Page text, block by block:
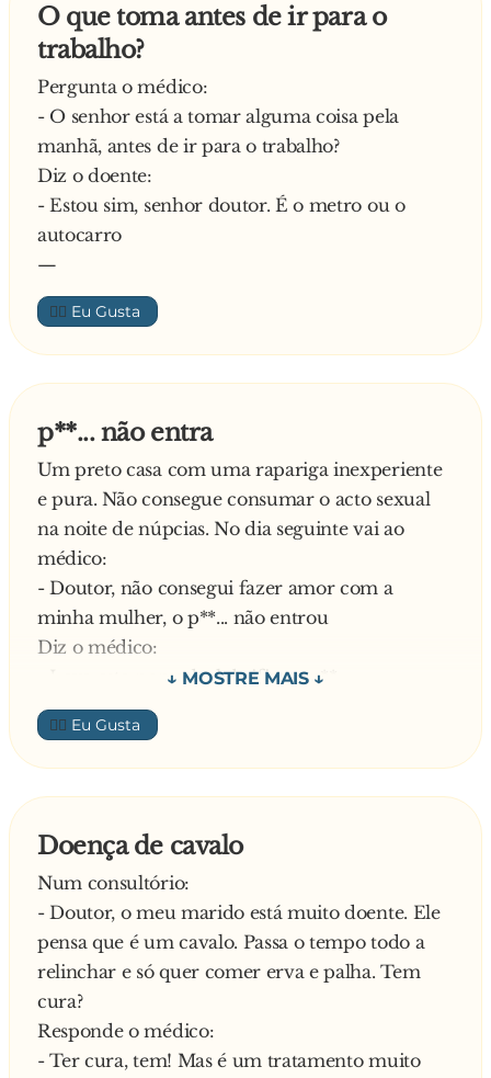
crise de soluços, passei-lhe um susto dizendo
que estava grávida. Ela parou de soluçar?
E diz a Madre Superior:
- Sim, a irmã Amélia parou de soluçar, o pior foi
o Padre Paulo que morreu com um ataque de
coração
O que toma antes de ir para o
trabalho?
Pergunta o médico:
- O senhor está a tomar alguma coisa pela
manhã, antes de ir para o trabalho?
Diz o doente:
- Estou sim, senhor doutor. É o metro ou o
autocarro
—
👍🏼
p**... não entra
Um preto casa com uma rapariga inexperiente
e pura. Não consegue consumar o acto sexual
na noite de núpcias. No dia seguinte vai ao
médico:
- Doutor, não consegui fazer amor com a
minha mulher, o p**... não entrou
Diz o médico:
- Leva esta pomada, lubrifica o p**...
abundantemente e vai ver que, com jeito e
calma, consegue fazer amor com a sua mulher!
No dia seguinte:
- Doutor, tudo igual, não entrou!
- Bom, leve este lubrificante concentrado,
dissolve-o num copo com água, mergulha o
p**... durante dois minutos e depois volta a
tentar.
No outro dia, lá volta o recém-casado ao
consultório:
- Doutor não voltou a entrar
- Nunca vi nada assim. A sua esposa fez um
👍🏼
Doença de cavalo
Num consultório:
- Doutor, o meu marido está muito doente. Ele
pensa que é um cavalo. Passa o tempo todo a
relinchar e só quer comer erva e palha. Tem
cura?
Responde o médico:
- Ter cura, tem! Mas é um tratamento muito